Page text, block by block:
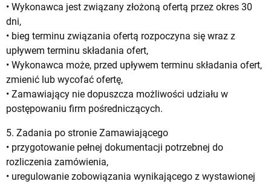
• Wykonawca jest związany złożoną ofertą przez okres 30
dni,
• bieg terminu związania ofertą rozpoczyna się wraz z
upływem terminu składania ofert,
• Wykonawca może, przed upływem terminu składania ofert,
zmienić lub wycofać ofertę,
• Zamawiający nie dopuszcza możliwości udziału w
postępowaniu firm pośredniczących.
5. Zadania po stronie Zamawiającego
• przygotowanie pełnej dokumentacji potrzebnej do
rozliczenia zamówienia,
• uregulowanie zobowiązania wynikającego z wystawionej